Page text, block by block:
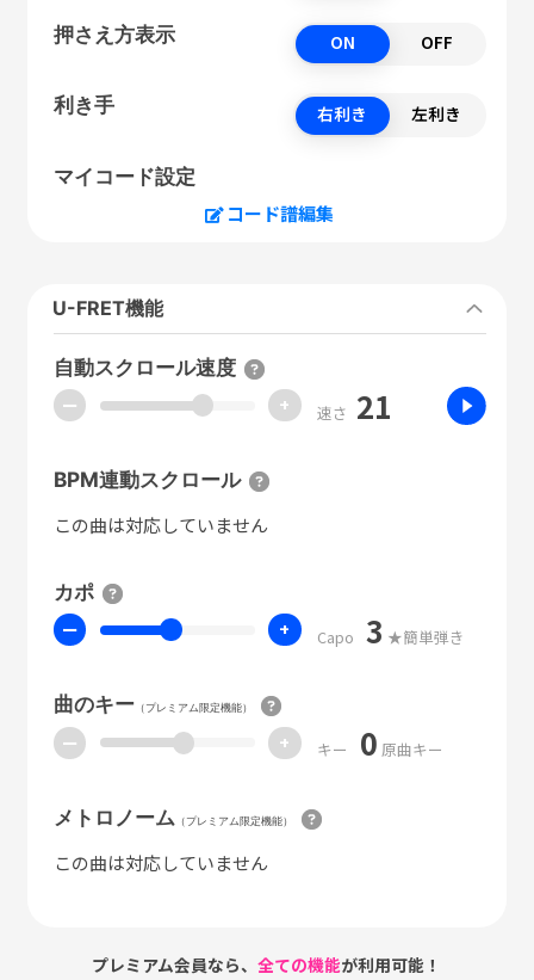
押さえ方表示 ON OFF
利き手 右利き 左利き
マイコード設定
コード譜編集
U-FRET機能
自動スクロール速度
ー + 速さ 21
BPM連動スクロール
この曲は対応していません
カポ
ー + Capo 3 ★簡単弾き
曲のキー（プレミアム限定機能）
ー + キー 0 原曲キー
メトロノーム （プレミアム限定機能）
この曲は対応していません
プレミアム会員なら、全ての機能が利用可能！